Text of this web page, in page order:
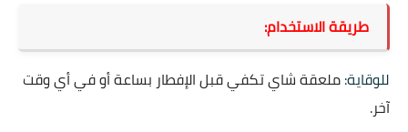
طريقة الاستخدام:
للوقاية:ملعقة شاي تكفي قبل الإفطار بساعة أو في أي وقت
آخر.